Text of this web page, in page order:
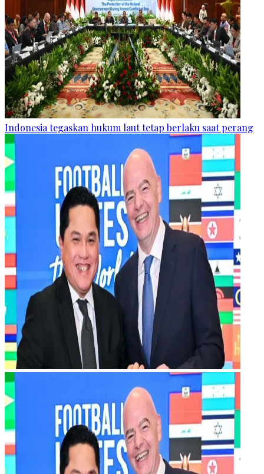
Indonesia tegaskan hukum laut tetap berlaku saat perang